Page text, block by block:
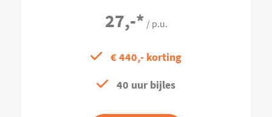
27,-* / p.u.
€ 440,- korting
40 uur bijles